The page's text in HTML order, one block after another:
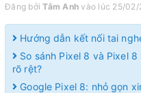
Đăng bởiTâm Anh vào lúc 25/02/
Hướng dẫn kết nối tai
So sánh Pixel 8 và Pixel
rõ rệt?
Google Pixel 8: nhỏ gọn